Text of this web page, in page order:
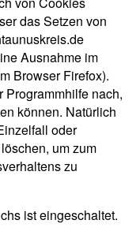
das Setzen von
Ausnahme im
Browser Firefox).
nach,
können. Natürlich
oder
um zum
zu
ist eingeschaltet.